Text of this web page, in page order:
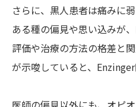
さらに、黒人患者は痛みに
ある種の偏見や思い込みが
評価や治療の方法の格差と
が示唆していると、